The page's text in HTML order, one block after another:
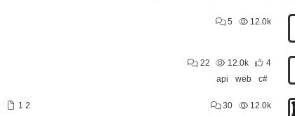
5 12.0k
22 12.0k 4
api web c#
1 2 30 12.0k